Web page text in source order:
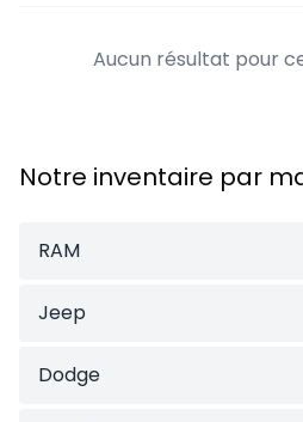
Aucun résultat pour
Notre inventaire par
RAM
Jeep
Dodge